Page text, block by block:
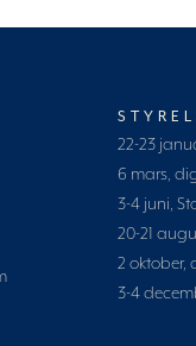
22-23
6 mars,
3-4 juni,
20-21
2 oktober,
3-4